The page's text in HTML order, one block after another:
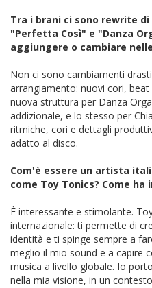
Tra i brani ci sono rewrite
"Perfetta Così" e "Danza
aggiungere o cambiare
Non ci sono cambiamenti
arrangiamento: nuovi cori,
nuova struttura per Danza
addizionale, e lo stesso per
ritmiche, cori e dettagli
adatto al disco.
Com'è essere un artista
come Toy Tonics? Come
È interessante e stimolante.
internazionale: ti permette di
identità e ti spinge sempre a
meglio il mio sound e a capire
musica a livello globale. Io
nella mia visione, in un